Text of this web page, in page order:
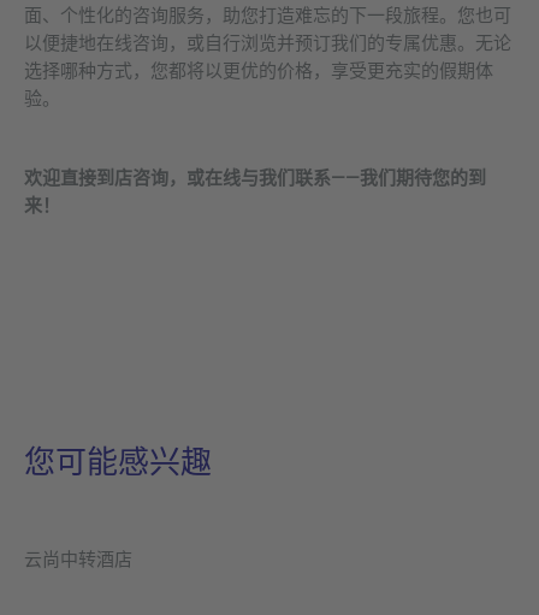
面、个性化的咨询服务，助您打造难忘的下一段旅程。您也可
以便捷地在线咨询，或自行浏览并预订我们的专属优惠。无论
选择哪种方式，您都将以更优的价格，享受更充实的假期体
验。
欢迎直接到店咨询，或在线与我们联系——我们期待您的到
来！
您可能感兴趣
云尚中转酒店